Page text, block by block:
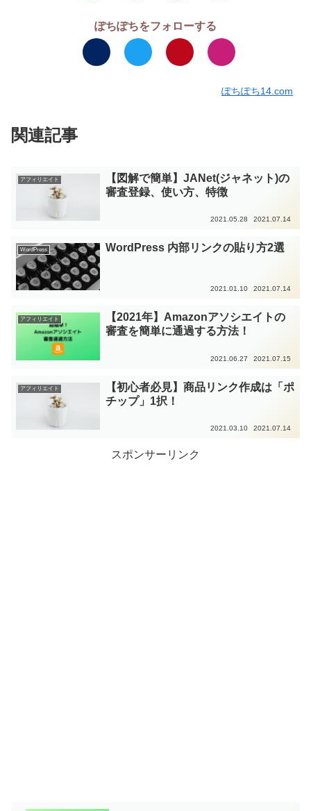
ぽちぽちをフォローする
ぽちぽち14.com
関連記事
アフィリエイト
【図解で簡単】JANet(ジャネット)の
審査登録、使い方、特徴
2021.05.28 2021.07.14
WordPress WordPress 内部リンクの貼り方2選
2021.01.10 2021.07.14
アフィリエイト
【2021年】Amazonアソシエイトの
審査を簡単に通過する方法！
2021.06.27 2021.07.15
アフィリエイト
【初心者必見】商品リンク作成は「ポ
チップ」1択！
2021.03.10 2021.07.14
スポンサーリンク